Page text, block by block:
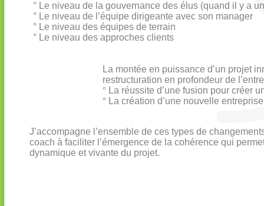
° Le niveau de la gouvernance des élus (quand il y a
° Le niveau de l’équipe dirigeante avec son manager
° Le niveau des équipes de terrain
° Le niveau des approches clients
La montée en puissance d’un projet
restructuration en profondeur de
° La réussite d’une fusion pour créer
° La création d’une nouvelle entreprise
J’accompagne l’ensemble de ces types de
coach à faciliter l’émergence de la cohérence qui
dynamique et vivante du projet.